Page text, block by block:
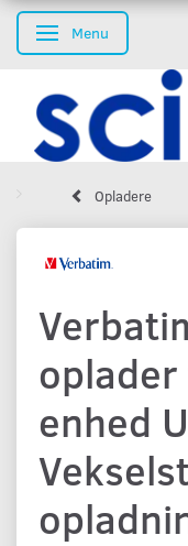
Skifte navigation
Menu
Opladere
enhed